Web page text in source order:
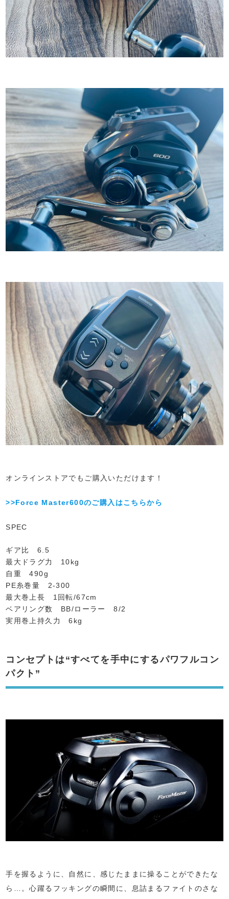
オンラインストアでもご購入いただけます！
>>Force Master600のご購入はこちらから
SPEC
ギア比 6.5
最大ドラグ力 10kg
自重 490g
PE糸巻量 2-300
最大巻上長 1回転/67cm
ベアリング数 BB/ローラー 8/2
実用巻上持久力 6kg
コンセプトは“すべてを手中にするパワフルコン
パクト”
手を握るように、自然に、感じたままに操ることができたな
ら…。心躍るフッキングの瞬間に、息詰まるファイトのさな